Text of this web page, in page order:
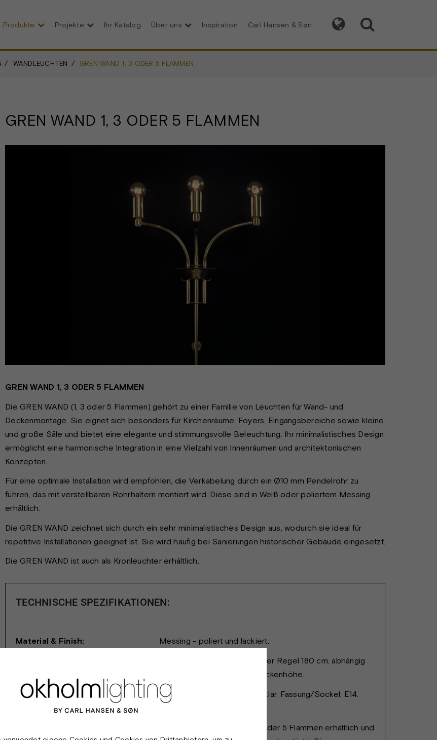
Produkte Projekte Ihr Katalog Über uns Inspiration Carl Hansen & Søn  
WANDLEUCHTEN GREN WAND 1, 3 ODER 5 FLAMMEN
GREN WAND 1, 3 ODER 5 FLAMMEN
GREN WAND 1, 3 ODER 5 FLAMMEN
Die GREN WAND (1, 3 oder 5 Flammen) gehört zu einer Familie von Leuchten für Wand- und
Deckenmontage. Sie eignet sich besonders für Kirchenräume, Foyers, Eingangsbereiche sowie kleine
und große Säle und bietet eine elegante und stimmungsvolle Beleuchtung. Ihr minimalistisches Design
ermöglicht eine harmonische Integration in eine Vielzahl von Innenräumen und architektonischen
Konzepten.
Für eine optimale Installation wird empfohlen, die Verkabelung durch ein Ø10 mm Pendelrohr zu
führen, das mit verstellbaren Rohrhaltern montiert wird. Diese sind in Weiß oder poliertem Messing
erhältlich.
Die GREN WAND zeichnet sich durch ein sehr minimalistisches Design aus, wodurch sie ideal für
repetitive Installationen geeignet ist. Sie wird häufig bei Sanierungen historischer Gebäude eingesetzt.
Die GREN WAND ist auch als Kronleuchter erhältlich.
TECHNISCHE SPEZIFIKATIONEN:
Material & Finish: Messing - poliert und lackiert.
Ausladung: 20 cm. Höhe: In der Regel 180 cm, abhängig
vom Montageort und der Deckenhöhe.
Leuchtmittel:
1, 3 oder 5 Tropfenlampen - klar. Fassung/Sockel: E14.
Die Wandleuchte ist mit 1, 3 oder 5 Flammen erhältlich und